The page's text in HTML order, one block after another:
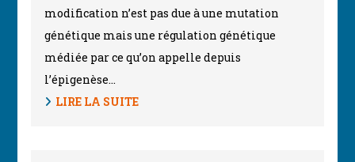
modification n’est pas due à une mutation
génétique mais une régulation génétique
médiée par ce qu’on appelle depuis
l’épigenèse…
LIRE LA SUITE